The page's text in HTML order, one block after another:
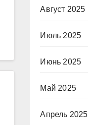
Август 2025
Июль 2025
Июнь 2025
Май 2025
Апрель 2025